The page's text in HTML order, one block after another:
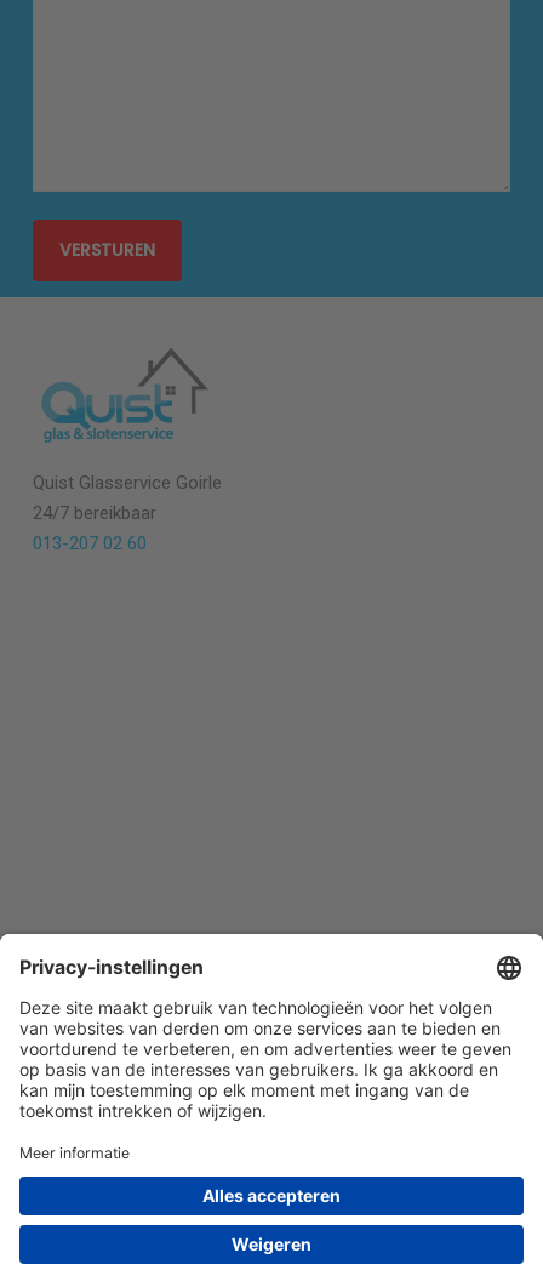
Quist Glasservice Goirle
24/7 bereikbaar
013-207 02 60
Quist Glas Expert BV | 010-7603380 | KvK nr. 85162469 | BTW
nr. NL863530977B01 | © Quist Expert 2026